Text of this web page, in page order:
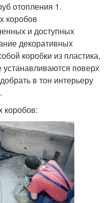
отопления 1.
коробов
и доступных
декоративных
коробки из пластика,
поверх
в тон интерьеру
коробов: